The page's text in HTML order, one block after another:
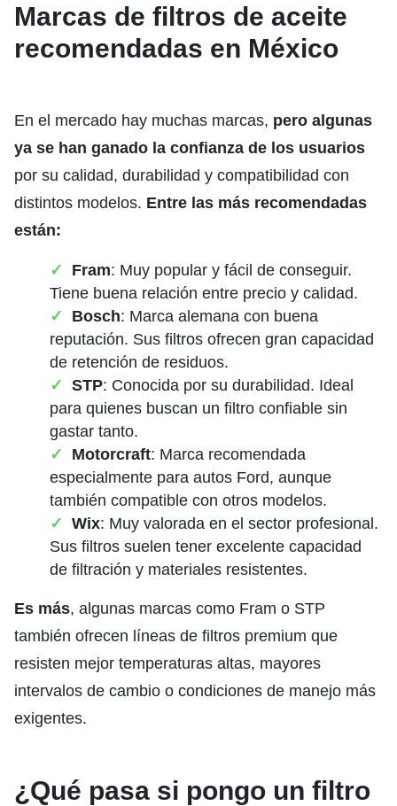
Marcas de filtros de aceite
recomendadas en México
En el mercado hay muchas marcas, pero algunas
ya se han ganado la confianza de los usuarios
por su calidad, durabilidad y compatibilidad con
distintos modelos. Entre las más recomendadas
están:
Fram: Muy popular y fácil de conseguir.
Tiene buena relación entre precio y calidad.
Bosch: Marca alemana con buena
reputación. Sus filtros ofrecen gran capacidad
de retención de residuos.
STP: Conocida por su durabilidad. Ideal
para quienes buscan un filtro confiable sin
gastar tanto.
Motorcraft: Marca recomendada
especialmente para autos Ford, aunque
también compatible con otros modelos.
Wix: Muy valorada en el sector profesional.
Sus filtros suelen tener excelente capacidad
de filtración y materiales resistentes.
Es más, algunas marcas como Fram o STP
también ofrecen líneas de filtros premium que
resisten mejor temperaturas altas, mayores
intervalos de cambio o condiciones de manejo más
exigentes.
¿Qué pasa si pongo un filtro